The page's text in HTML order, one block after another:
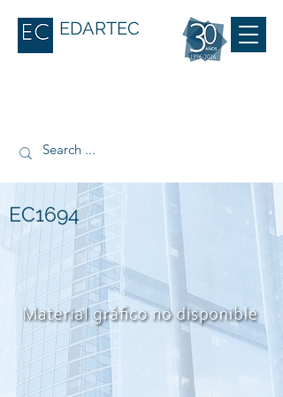
EDARTEC
EC1694